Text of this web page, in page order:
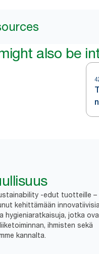
also be
-edut tuotteille –
kehittämään
hygieniaratkaisuja, jotka
ihmisten sekä
kannalta.